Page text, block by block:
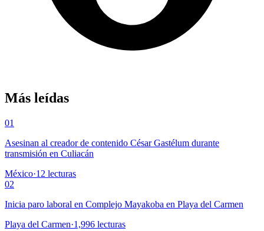
Más leídas
01
Asesinan al creador de contenido César Gastélum durante
transmisión en Culiacán
México·12 lecturas
02
Inicia paro laboral en Complejo Mayakoba en Playa del Carmen
Playa del Carmen·1,996 lecturas